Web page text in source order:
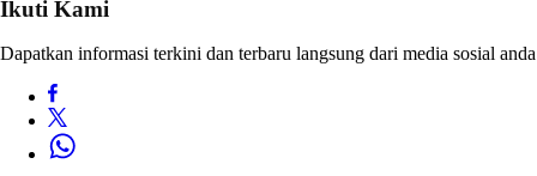
Ikuti Kami
Dapatkan informasi terkini dan terbaru langsung dari media sosial anda